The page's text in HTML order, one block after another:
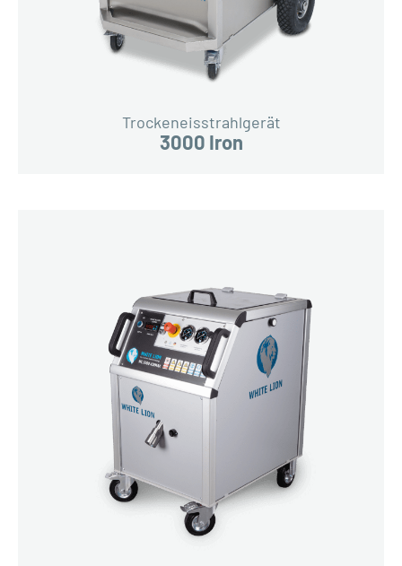
Trockeneisstrahlgerät
3000 Iron